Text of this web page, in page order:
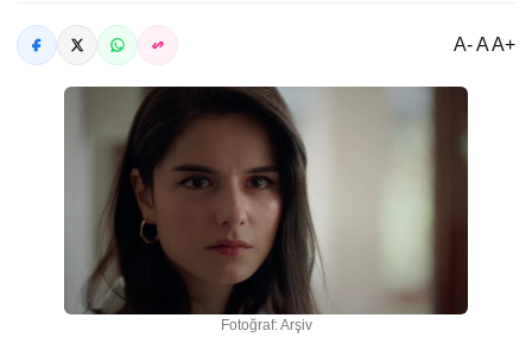
A- A A+
Fotoğraf: Arşiv